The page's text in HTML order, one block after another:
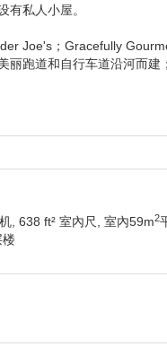
有私人小屋。
Joe's；Gracefully
丽跑道和自行车道沿河而建
638 ft² 室內尺 室內59m2